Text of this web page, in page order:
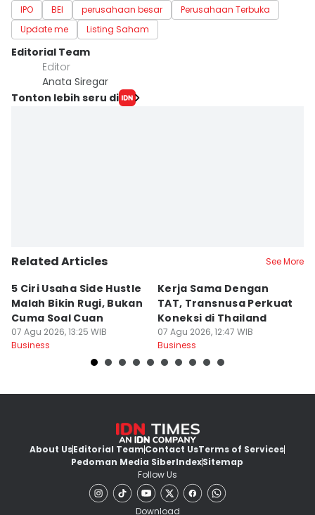
IPO BEI perusahaan besar
Perusahaan Terbuka
Update me
Listing Saham
Editorial Team
Editor
Anata Siregar
Tonton lebih seru di
Related Articles See More
5 Ciri Usaha Side Hustle
Malah Bikin Rugi, Bukan
Cuma Soal Cuan
07 Agu 2026, 13:25 WIB
Business
Kerja Sama Dengan
TAT, Transnusa Perkuat
Koneksi di Thailand
07 Agu 2026, 12:47 WIB
Business
About UsEditorial TeamContact UsTerms of Services
Pedoman Media SiberIndexSitemap
Follow Us
Download